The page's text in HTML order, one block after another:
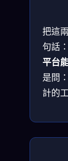
把這
句話：
平台
是問
計的